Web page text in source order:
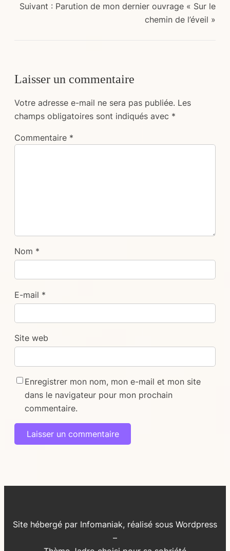
Suivant : Parution de mon dernier ouvrage « Sur le
chemin de l’éveil »
Laisser un commentaire
Votre adresse e-mail ne sera pas publiée. Les
champs obligatoires sont indiqués avec *
Commentaire *
Nom *
E-mail *
Site web
Enregistrer mon nom, mon e-mail et mon site
dans le navigateur pour mon prochain
commentaire.
Site hébergé par Infomaniak, réalisé sous Wordpress
–